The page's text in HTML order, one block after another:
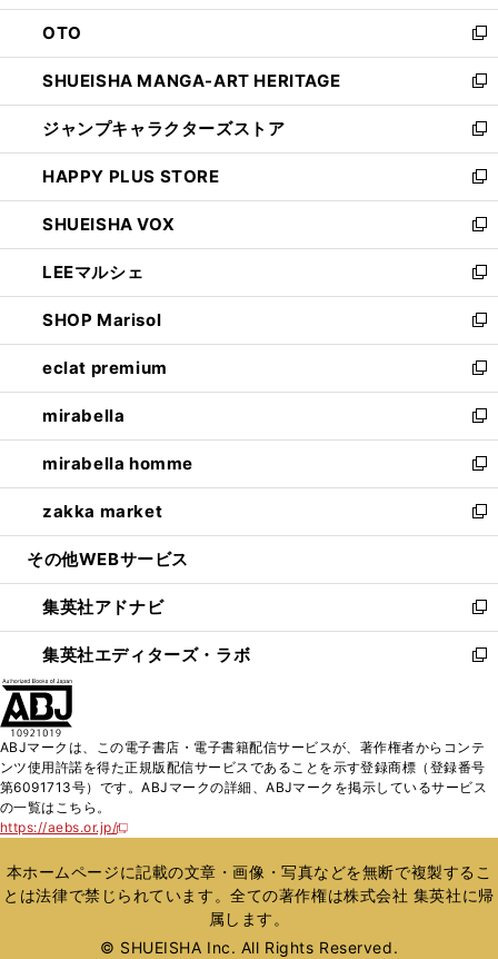
ウ
で
開
く
ン
ド
ウ
で
開
く
OTO
新
し
い
ウ
ィ
ン
ド
ウ
で
開
く
SHUEISHA MANGA-ART HERITAGE
新
し
い
ウ
ィ
ン
ド
ウ
で
開
く
ジャンプキャラクターズストア
新
し
い
ウ
ィ
ン
ド
ウ
で
開
く
HAPPY PLUS STORE
新
し
い
ウ
ィ
ン
ド
ウ
で
開
く
SHUEISHA VOX
新
し
い
ウ
ィ
ン
ド
ウ
で
開
く
LEEマルシェ
新
し
い
ウ
ィ
ン
ド
ウ
で
開
く
SHOP Marisol
新
し
い
ウ
ィ
ン
ド
ウ
で
開
eclat premium
新
し
い
ウ
ィ
ン
ド
ウ
開
く
mirabella
新
し
い
ウ
ィ
ン
ウ
で
開
く
mirabella homme
新
し
い
ウ
ン
ド
ウ
で
zakka market
新
し
ウ
ィ
ン
ド
く
その他WEBサービス
集英社アドナビ
新
し
い
ド
ウ
で
集英社エディターズ・ラボ
新
ィ
ン
ド
開
く
ABJマークは、この電子書店・電子書籍配信サービスが、著作権者からコンテ
ンツ使用許諾を得た正規版配信サービスであることを示す登録商標（登録番号
第6091713号）です。ABJマークの詳細、ABJマークを掲示しているサービス
の一覧はこちら。
https://aebs.or.jp/
新
い
ウ
ィ
ウ
本ホームページに記載の文章・画像・写真などを無断で複製するこ
とは法律で禁じられています。全ての著作権は株式会社 集英社に帰
属します。
© SHUEISHA Inc. All Rights Reserved.